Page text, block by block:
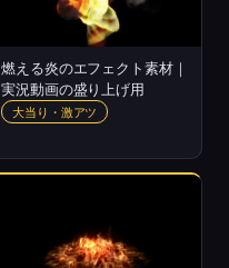
燃える炎のエフェクト素材｜
実況動画の盛り上げ用
大当り・激アツ